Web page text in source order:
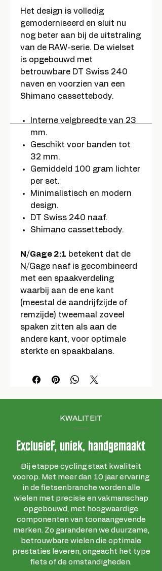
Het design is volledig
gemoderniseerd en sluit nu
nog beter aan bij de uitstraling
van de RAW-serie. De wielset
is opgebouwd met
betrouwbare DT Swiss 240
naven en voorzien van een
Shimano cassettebody.
Interne velgbreedte van 23
mm.
Geschikt voor banden tot
32 mm.
Gemiddeld 100 gram lichter
per set.
Minimalistisch en modern
design.
DT Swiss 240 naaf.
Shimano cassettebody.
N/Gage 2:1 betekent dat de
N/Gage naaf is gecombineerd
met een spaakverdeling
waarbij aan de ene kant
(meestal de aandrijfzijde of
remzijde) tweemaal zoveel
spaken zitten als aan de
andere kant, voor optimale
sterkte en spaakbalans.
KWALITEIT
Exclusief, uniek, handgemaakt
Bij etappe cycling staat kwaliteit
voorop. Met meer dan 10 jaar ervaring
in de fietsenbranche worden alle
wielen met precisie en vakmanschap
opgebouwd, met hoogwaardige
componenten van toonaangevende
merken. Zo garanderen we duurzame,
betrouwbare wielen die optimale
prestaties leveren, ongeacht het type
fiets of de omstandigheden.